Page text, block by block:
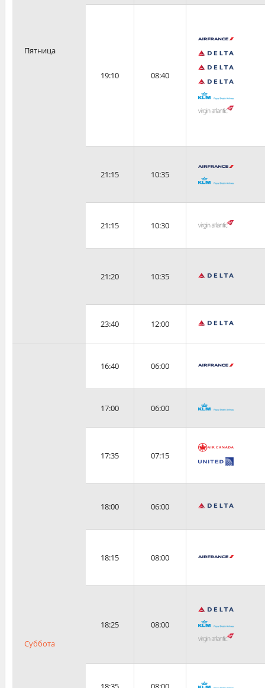
Пятница
19:10 08:40
21:15 10:35
21:15 10:30
21:20 10:35
23:40 12:00
Суббота
16:40 06:00
17:00 06:00
17:35 07:15
18:00 06:00
18:15 08:00
18:25 08:00